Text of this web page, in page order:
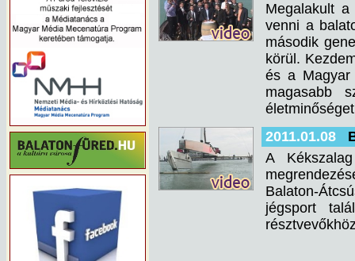
Megalakult
venni a
második
körül.
és a Magyar
magasabb
2011.01.08
A
Balaton-
jégsport